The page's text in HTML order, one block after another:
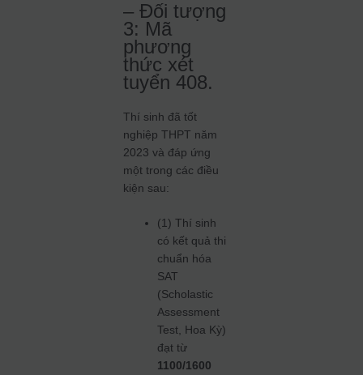
– Đối tượng
3: Mã
phương
thức xét
tuyển 408.
Thí sinh đã tốt
nghiệp THPT năm
2023 và đáp ứng
một trong các điều
kiện sau:
(1) Thí sinh
có kết quả thi
chuẩn hóa
SAT
(Scholastic
Assessment
Test, Hoa Kỳ)
đạt từ
1100/1600